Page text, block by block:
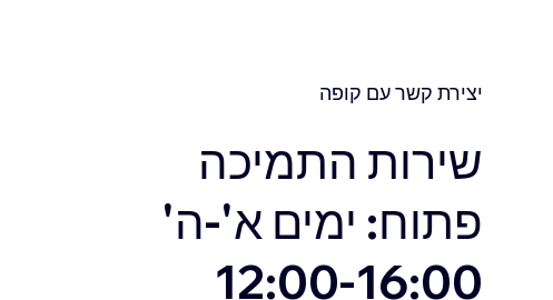
יצירת קשר עם קופה
שירות התמיכה
פתוח: ימים א'-ה'
12:00-16:00